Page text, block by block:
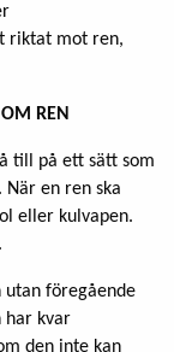
riktat mot ren,
OM REN
till på ett sätt som
en ren ska
eller kulvapen.
utan föregående
har kvar
den inte kan